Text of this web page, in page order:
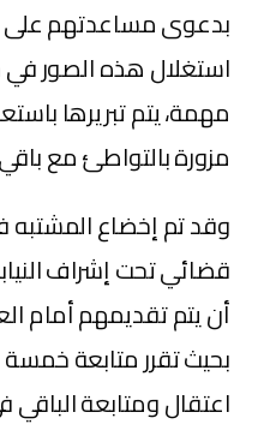
بدعوى مساعدتهم على
استغلال هذه الصور في
مهمة، يتم تبريرها
مزورة بالتواطئ مع
وقد تم إخضاع المشتبه
قضائي تحت إشراف
أن يتم تقديمهم أمام
بحيث تقرر متابعة
اعتقال ومتابعة الباقي